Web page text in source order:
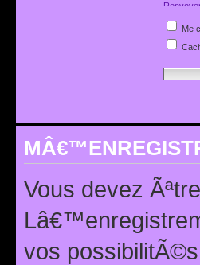
Me
Vous devez
vos